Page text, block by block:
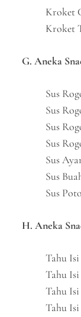
Kroket
Kroket
G. Aneka
Sus
Sus
Sus
Sus
Sus
Sus
Sus
H. Aneka
Tahu
Tahu
Tahu Isi
Tahu